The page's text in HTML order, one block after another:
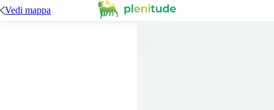
Vedi mappa